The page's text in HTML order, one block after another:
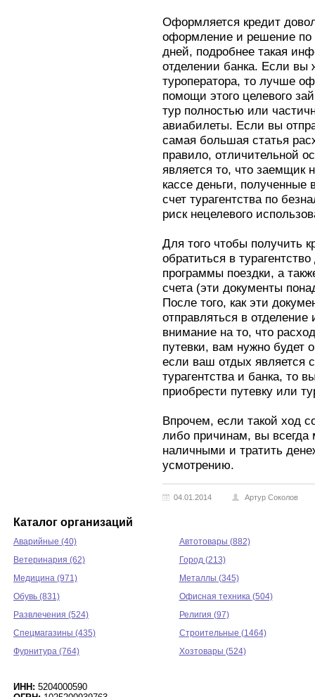
Оформляется кредит
оформление и решение по
дней, подробнее такая
отделении банка. Если вы
туроператора, то лучше
помощи этого целевого
тур полностью или
авиабилеты. Если вы
самая большая статья
правило, отличительной
является то, что заемщик
кассе деньги, полученные
счет турагентства по
риск нецелевого
Для того чтобы получить
обратиться в
программы поездки, а
счета (эти документы
После того, как эти
отправляться в
внимание на то, что
путевки, вам нужно будет
если ваш отдых является
турагентства и банка, то
приобрести путевку или
Впрочем, если такой ход
либо причинам, вы всегда
наличными и тратить
усмотрению.
04.01.2014 Артур Соколов
Каталог организаций
Аварийные (40)
Автотовары (882)
Ветеринария (62)
Город (213)
Медицина (971)
Металлы (345)
Обувь (831)
Офисная техника (504)
Развлечения (524)
Религия (97)
Спецмагазины (435)
Строительные (1464)
Фурнитура (764)
Хозтовары (524)
ИНН: 5204000590